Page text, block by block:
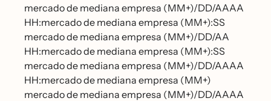
mercado de mediana empresa (MM+)/DD/AAAA
HH:mercado de mediana empresa (MM+):SS
mercado de mediana empresa (MM+)/DD/AA
HH:mercado de mediana empresa (MM+):SS
mercado de mediana empresa (MM+)/DD/AAAA
HH:mercado de mediana empresa (MM+)
mercado de mediana empresa (MM+)/DD/AAAA